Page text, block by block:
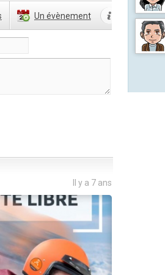
Un évènement
Il y a 7 ans